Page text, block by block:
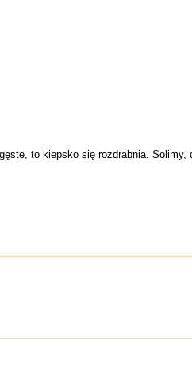
to kiepsko się rozdrabnia. Solimy,